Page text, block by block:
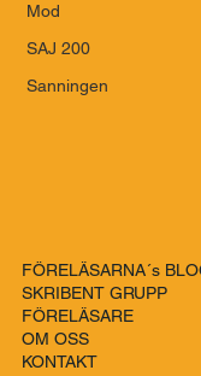
Mod
SAJ 200
Sanningen
FÖRELÄSARNA´s
SKRIBENT GRUPP
FÖRELÄSARE
OM OSS
KONTAKT